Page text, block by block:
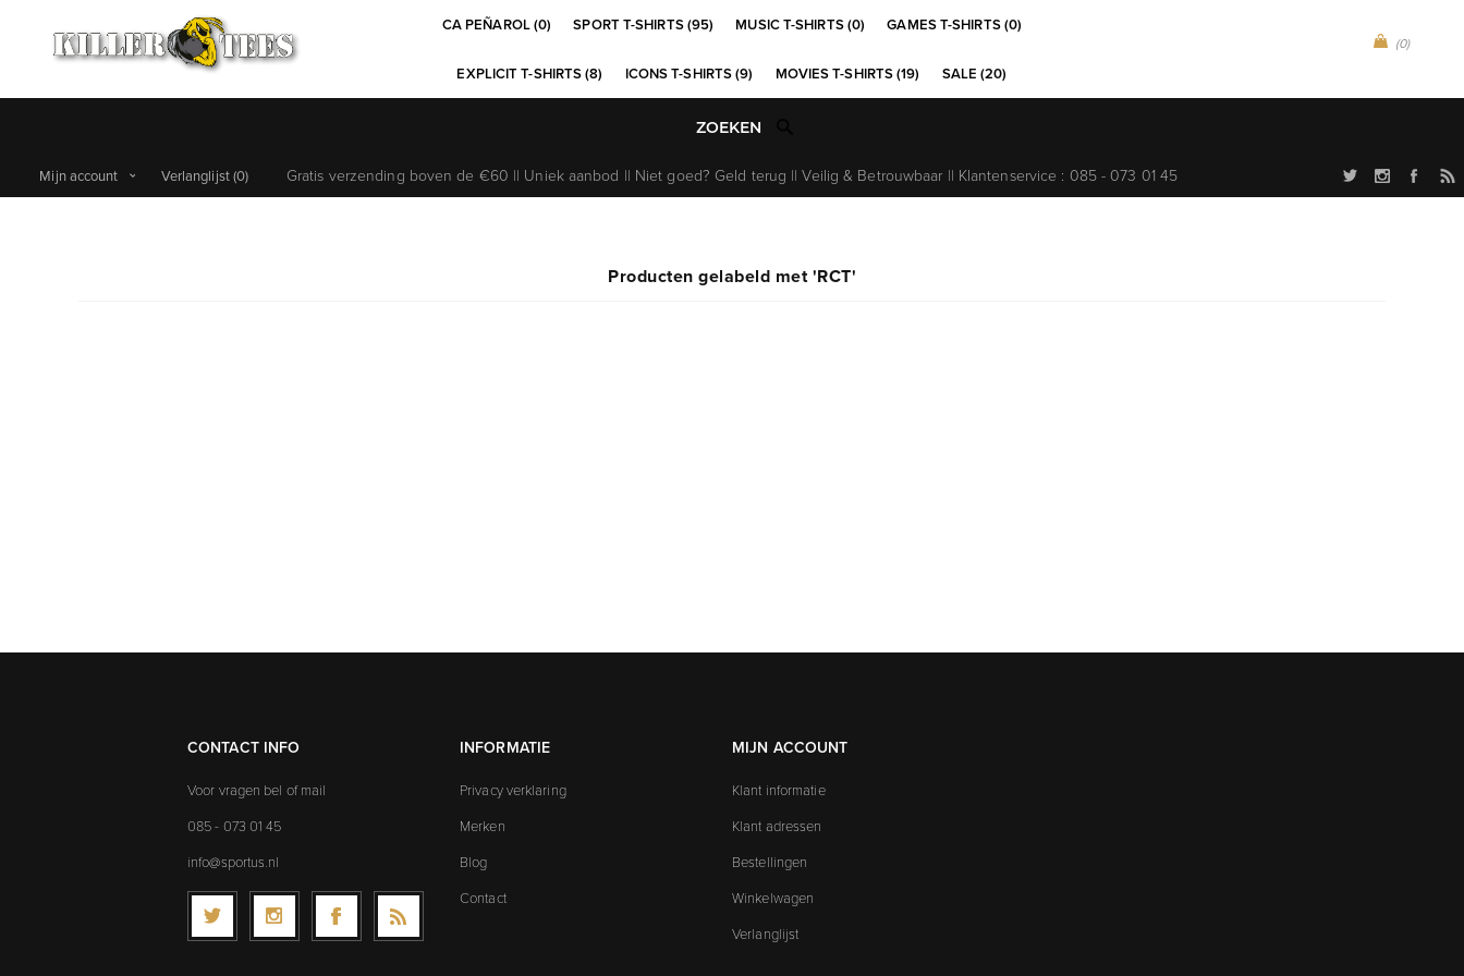
(0)
CA PEÑAROL (0) SPORT T-SHIRTS (95) MUSIC T-SHIRTS (0) GAMES T-SHIRTS (0)
EXPLICIT T-SHIRTS (8) ICONS T-SHIRTS (9) MOVIES T-SHIRTS (19) SALE (20)
Gratis verzending boven de €60 || Uniek aanbod || Niet goed? Geld terug || Veilig & Betrouwbaar || Klantenservice : 085 - 073 01 45
Mijn account Verlanglijst(0)
Producten gelabeld met 'RCT'
CONTACT INFO
Voor vragen bel of mail
085 - 073 01 45
info@sportus.nl
INFORMATIE
Privacy verklaring
Merken
Blog
Contact
MIJN ACCOUNT
Klant informatie
Klant adressen
Bestellingen
Winkelwagen
Verlanglijst